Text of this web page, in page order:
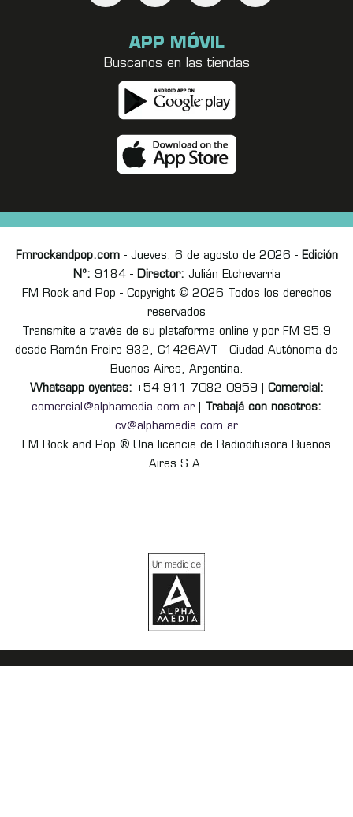
APP MÓVIL
Buscanos en las tiendas
Fmrockandpop.com- Jueves, 6 de agosto de 2026 - Edición
Nº: 9184 - Director: Julián Etchevarria
FM Rock and Pop - Copyright © 2026 Todos los derechos
reservados
Transmite a través de su plataforma online y por FM 95.9
desde Ramón Freire 932, C1426AVT - Ciudad Autónoma de
Buenos Aires, Argentina.
Whatsapp oyentes: +54 911 7082 0959 | Comercial:
comercial@alphamedia.com.ar
Trabajá con nosotros:
cv@alphamedia.com.ar
FM Rock and Pop ® Una licencia de Radiodifusora Buenos
Aires S.A.